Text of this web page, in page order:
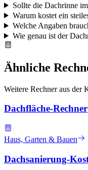
Sollte die Dachrinne
Warum kostet ein
Welche Angaben
Wie genau ist der
Ähnliche
Weitere Rechner aus der
Dachfläche-Rechner
Haus, Garten & Bauen
Dachsanierung-